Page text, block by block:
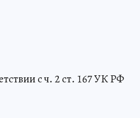
с ч. 2 ст. 167 УК РФ